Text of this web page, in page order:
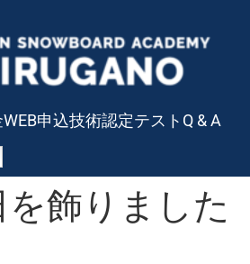
WEB申込技術認定テスト Q & A
飾りました